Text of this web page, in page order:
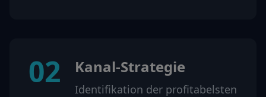
02 Kanal-Strategie
Identifikation der profitabelsten